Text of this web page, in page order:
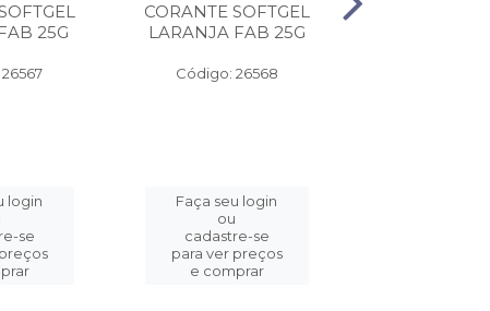
25G
login
se
CORANTE SOFTGEL
LARANJA FAB 25G
Código: 26568
Faça seu login
ou
cadastre-se
para ver preços
e comprar